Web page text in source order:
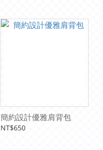
簡約設計優雅肩背包
NT$650